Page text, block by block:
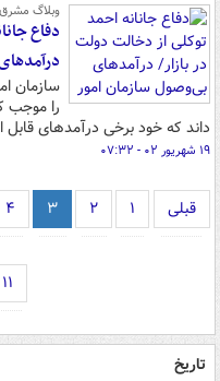
وبلاگ مشرق
دفاع
سازمان
داند که خود برخی درآمدهای
۱۹ شهریور ۰۲ - ۰۷:۳۲
قبلی ۱ ۲ ۳ ۴
۱۱
تاریخ